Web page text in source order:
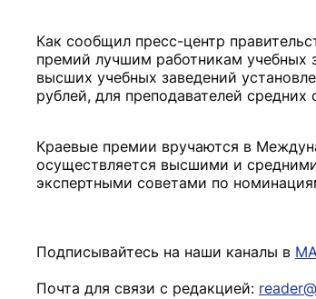
Как сообщил пресс-центр
премий лучшим работникам учебных
высших учебных заведений
рублей, для преподавателей
Краевые премии вручаются в
осуществляется высшими и
экспертными советами по
Подписывайтесь на наши каналы в
Почта для связи с редакцией: